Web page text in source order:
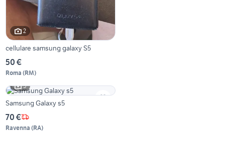
2
cellulare samsung galaxy S5
50 €
Roma (RM)
5
Samsung Galaxy s5
70 €
Ravenna (RA)